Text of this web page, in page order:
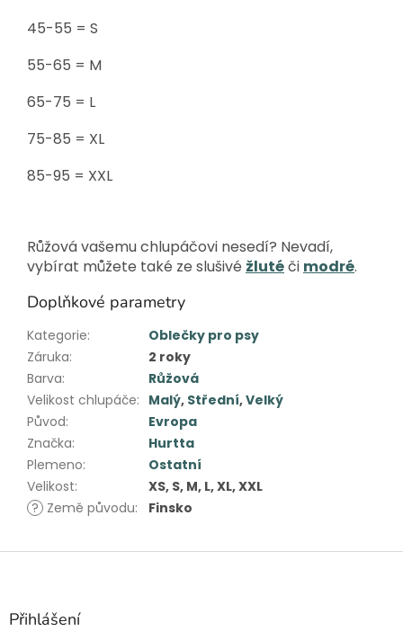
45-55 = S
55-65 = M
65-75 = L
75-85 = XL
85-95 = XXL
Růžová vašemu chlupáčovi nesedí? Nevadí,
vybírat můžete také ze slušivé žlutéči modré.
Doplňkové parametry
Kategorie:
Oblečky pro psy
Záruka:
2 roky
Barva:
Růžová
Velikost chlupáče: Malý, Střední,Velký
Původ:
Evropa
Značka:
Hurtta
Plemeno:
Ostatní
Velikost:
XS, S, M, L, XL, XXL
? Země původu: Finsko
Z
Přihlášení